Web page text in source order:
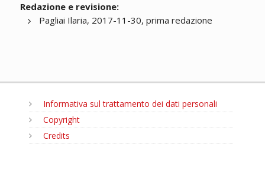
Redazione e revisione:
Pagliai Ilaria, 2017-11-30, prima redazione
Informativa sul trattamento dei dati personali
Copyright
Credits